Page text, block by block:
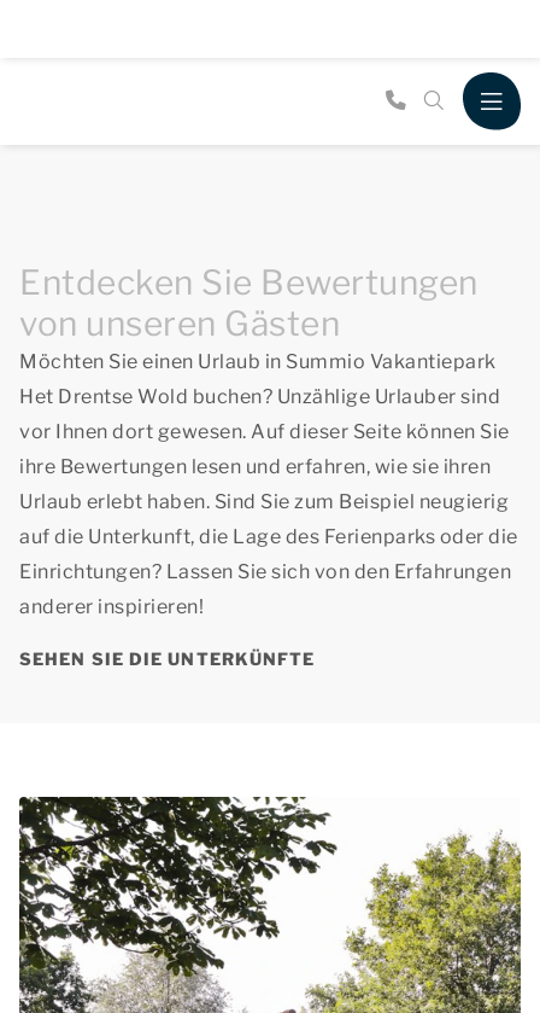
Entdecken Sie Bewertungen
von unseren Gästen
Möchten Sie einen Urlaub in Summio Vakantiepark
Het Drentse Wold buchen? Unzählige Urlauber sind
vor Ihnen dort gewesen. Auf dieser Seite können Sie
ihre Bewertungen lesen und erfahren, wie sie ihren
Urlaub erlebt haben. Sind Sie zum Beispiel neugierig
auf die Unterkunft, die Lage des Ferienparks oder die
Einrichtungen? Lassen Sie sich von den Erfahrungen
anderer inspirieren!
SEHEN SIE DIE UNTERKÜNFTE